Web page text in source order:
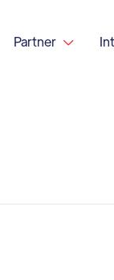
Partner 